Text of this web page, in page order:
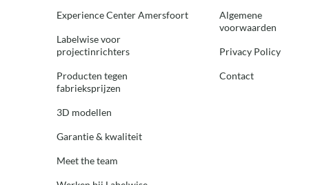
Experience Center Amersfoort
Labelwise voor
projectinrichters
Producten tegen
fabrieksprijzen
3D modellen
Garantie & kwaliteit
Meet the team
Algemene
voorwaarden
Privacy Policy
Contact